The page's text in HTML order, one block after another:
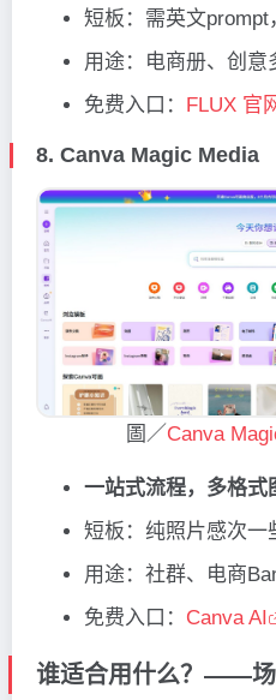
短板：需英文prompt
用途：电商册、创意
免费入口： FLUX 官
8. Canva Magic Media
圖／ Canva
一站式流程，多格式
短板：纯照片感次一
用途：社群、电商
免费入口： Canva AI
谁适合用什么？——场